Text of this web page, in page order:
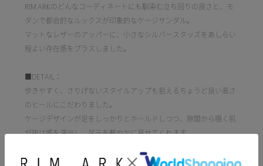
RIM.ARKのどんなコーディネートにも馴染む立ち回りの良さと、モ
ダンで都会的なルックスが印象的なケージサンダル。
マットなレザーのアッパーに、小さなシルバースタッズをあしらい
程よい存在感をプラスしました。
■DETAIL：
歩きやすく、さりげないスタイルアップも狙えるちょうど良い高さ
のヒールにこだわりました。
ケージデザインが足をしっかりとホールドしつつ、隙間から覗く肌
が抜け感を演出し、足元を軽やかに見せてくれます。
■STYLING：